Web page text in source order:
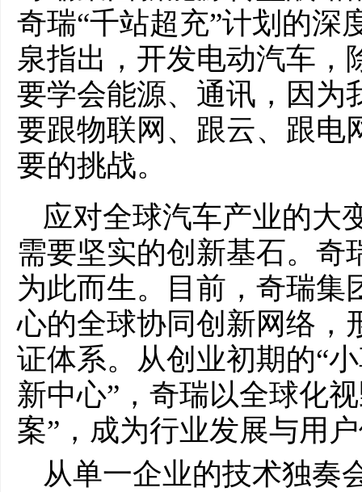
奇瑞“千站超充”计划的深
泉指出，开发电动汽车，
要学会能源、通讯，因为
要跟物联网、跟云、跟电
要的挑战。
应对全球汽车产业的大
需要坚实的创新基石。奇
为此而生。目前，奇瑞集
心的全球协同创新网络，
证体系。从创业初期的“
新中心”，奇瑞以全球化
案”，成为行业发展与用
从单一企业的技术独奏